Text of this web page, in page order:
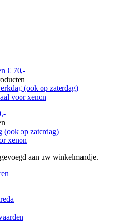
€ 70,-
(ook op zaterdag)
voor xenon
(ook op zaterdag)
xenon
aan uw winkelmandje.